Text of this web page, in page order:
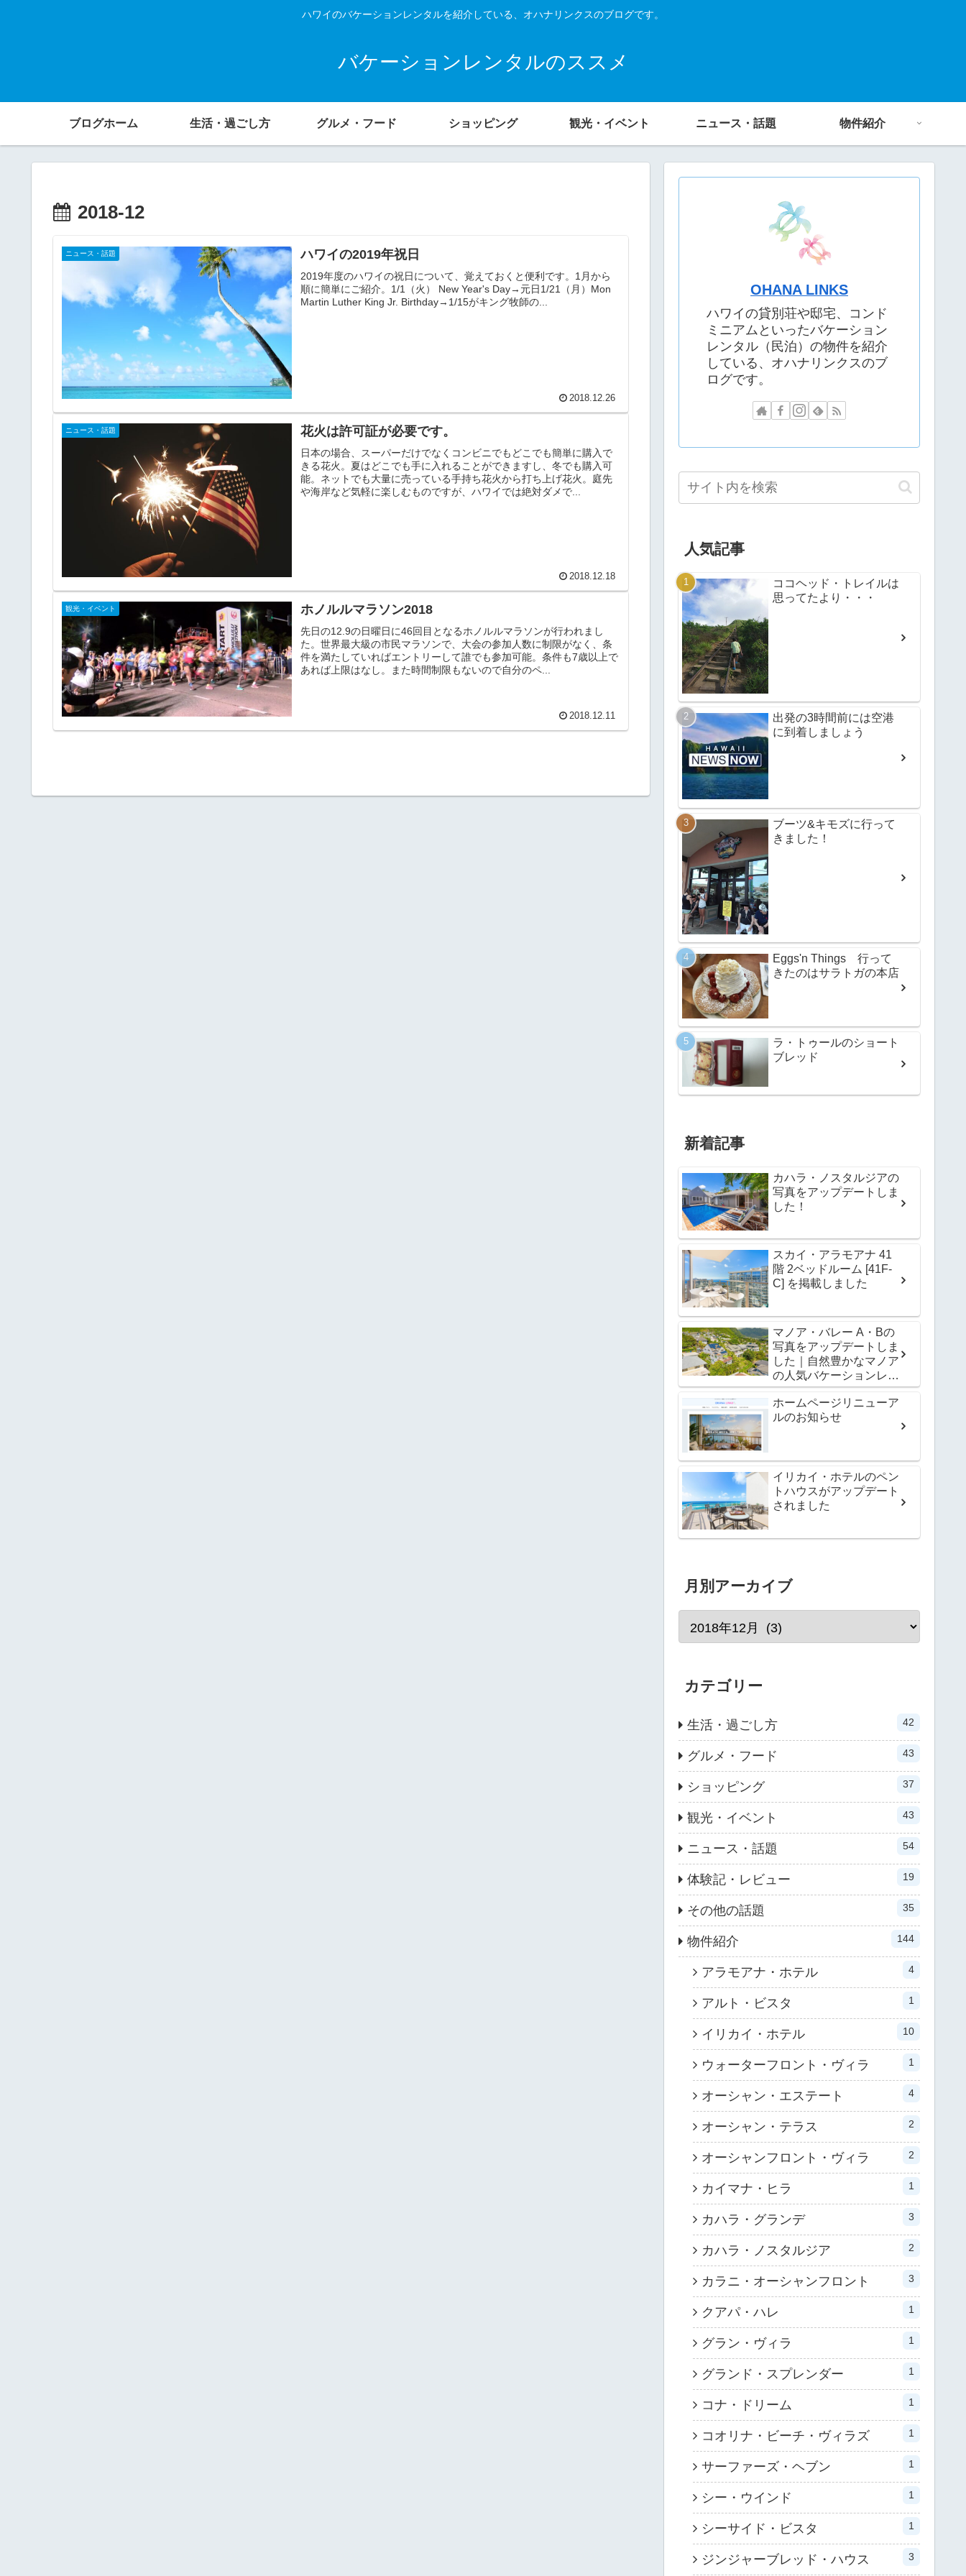
ハワイのバケーションレンタルを紹介している、オハナリンクスのブログです。
バケーションレンタルのススメ
ブログホーム 生活・過ごし方 グルメ・フード ショッピング 観光・イベント ニュース・話題 物件紹介
2018-12
ニュース・話題 ハワイの2019年祝日
2019年度のハワイの祝日について、覚えておくと便利です。1月から
順に簡単にご紹介。1/1（火） New Year's Day→元日1/21（月）Mon
Martin Luther King Jr. Birthday→1/15がキング牧師の...
2018.12.26
ニュース・話題 花火は許可証が必要です。
日本の場合、スーパーだけでなくコンビニでもどこでも簡単に購入で
きる花火。夏はどこでも手に入れることができますし、冬でも購入可
能。ネットでも大量に売っている手持ち花火から打ち上げ花火。庭先
や海岸など気軽に楽しむものですが、ハワイでは絶対ダメで...
2018.12.18
観光・イベント ホノルルマラソン2018
先日の12.9の日曜日に46回目となるホノルルマラソンが行われまし
た。世界最大級の市民マラソンで、大会の参加人数に制限がなく、条
件を満たしていればエントリーして誰でも参加可能。条件も7歳以上で
あれば上限はなし。また時間制限もないので自分のペ...
2018.12.11
OHANA LINKS
ハワイの貸別荘や邸宅、コンド
ミニアムといったバケーション
レンタル（民泊）の物件を紹介
している、オハナリンクスのブ
ログです。
人気記事
ココヘッド・トレイルは
思ってたより・・・
出発の3時間前には空港
に到着しましょう
ブーツ&キモズに行って
きました！
Eggs'n Things 行って
きたのはサラトガの本店
ラ・トゥールのショート
ブレッド
新着記事
カハラ・ノスタルジアの
写真をアップデートしま
した！
スカイ・アラモアナ 41
階 2ベッドルーム [41F-
C] を掲載しました
マノア・バレー A・Bの
写真をアップデートしま
した｜自然豊かなマノア
の人気バケーションレン
タル
ホームページリニューア
ルのお知らせ
イリカイ・ホテルのペン
トハウスがアップデート
されました
月別アーカイブ
カテゴリー
生活・過ごし方 42
グルメ・フード 43
ショッピング 37
観光・イベント 43
ニュース・話題 54
体験記・レビュー 19
その他の話題 35
物件紹介 144
アラモアナ・ホテル 4
アルト・ビスタ 1
イリカイ・ホテル 10
ウォーターフロント・ヴィラ 1
オーシャン・エステート 4
オーシャン・テラス 2
オーシャンフロント・ヴィラ 2
カイマナ・ヒラ 1
カハラ・グランデ 3
カハラ・ノスタルジア 2
カラニ・オーシャンフロント 3
クアパ・ハレ 1
グラン・ヴィラ 1
グランド・スプレンダー 1
コナ・ドリーム 1
コオリナ・ビーチ・ヴィラズ 1
サーファーズ・ヘブン 1
シー・ウインド 1
シーサイド・ビスタ 1
ジンジャーブレッド・ハウス 3